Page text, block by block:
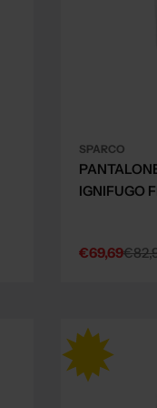
SPARCO
IGNIFUGO
Sale
€69,69
Regular